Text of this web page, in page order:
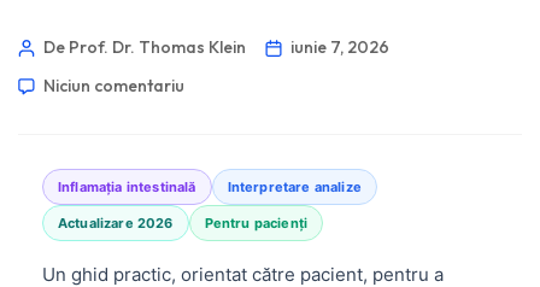
De Prof. Dr. Thomas Klein
iunie 7, 2026
Niciun comentariu
Inflamația intestinală Interpretare analize
Actualizare 2026 Pentru pacienți
Un ghid practic, orientat către pacient, pentru a